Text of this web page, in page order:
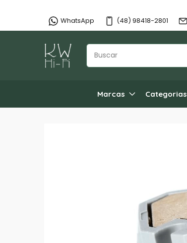
WhatsApp (48) 98418-2801
Marcas Categorias